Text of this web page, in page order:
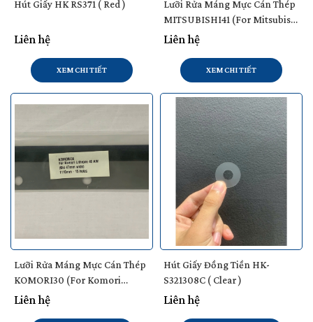
Hút Giấy HK RS371 ( Red )
Liên hệ
XEM CHI TIẾT
Lưỡi Rửa Máng Mực Cán Thép
MITSUBISHI41 (For Mitsubishi
3FH / Diamcnd 3000)
Liên hệ
XEM CHI TIẾT
Lưỡi Rửa Máng Mực Cán Thép
KOMORI30 (For Komori
Lithrone 40 AW)
Liên hệ
Hút Giấy Đồng Tiền HK-
S321308C ( Clear )
Liên hệ